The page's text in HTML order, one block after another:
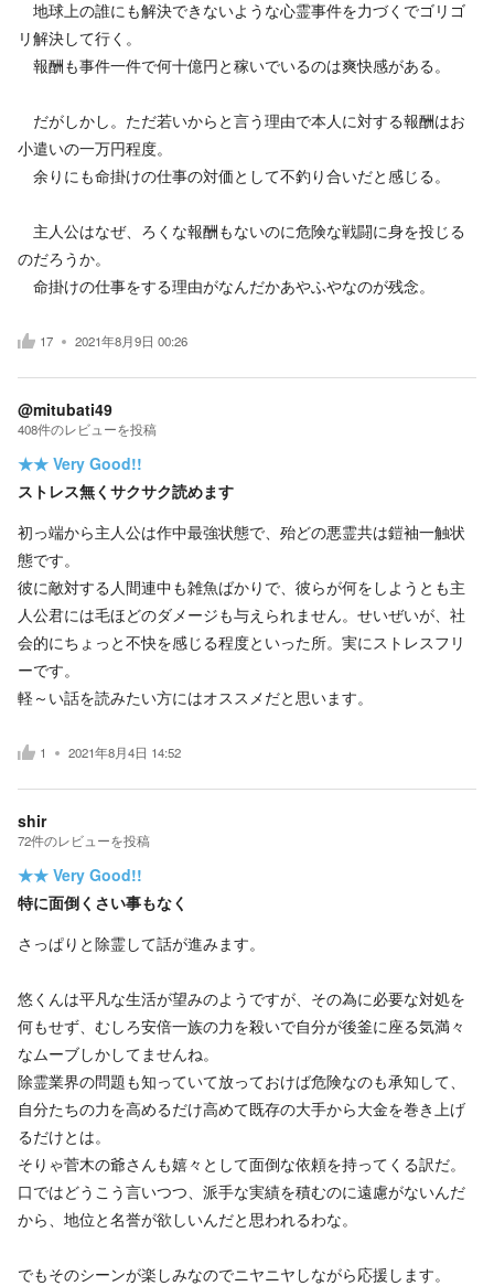
地球上の誰にも解決できないような心霊事件を力づくでゴリゴ
リ解決して行く。
報酬も事件一件で何十億円と稼いでいるのは爽快感がある。
だがしかし。ただ若いからと言う理由で本人に対する報酬はお
小遣いの一万円程度。
余りにも命掛けの仕事の対価として不釣り合いだと感じる。
主人公はなぜ、ろくな報酬もないのに危険な戦闘に身を投じる
のだろうか。
命掛けの仕事をする理由がなんだかあやふやなのが残念。
17 2021年8月9日 00:26
@mitubati49
408件のレビューを投稿
★★ Very Good!!
ストレス無くサクサク読めます
初っ端から主人公は作中最強状態で、殆どの悪霊共は鎧袖一触状
態です。
彼に敵対する人間連中も雑魚ばかりで、彼らが何をしようとも主
人公君には毛ほどのダメージも与えられません。せいぜいが、社
会的にちょっと不快を感じる程度といった所。実にストレスフリ
ーです。
軽～い話を読みたい方にはオススメだと思います。
1 2021年8月4日 14:52
shir
72件のレビューを投稿
★★ Very Good!!
特に面倒くさい事もなく
さっぱりと除霊して話が進みます。
悠くんは平凡な生活が望みのようですが、その為に必要な対処を
何もせず、むしろ安倍一族の力を殺いで自分が後釜に座る気満々
なムーブしかしてませんね。
除霊業界の問題も知っていて放っておけば危険なのも承知して、
自分たちの力を高めるだけ高めて既存の大手から大金を巻き上げ
るだけとは。
そりゃ菅木の爺さんも嬉々として面倒な依頼を持ってくる訳だ。
口ではどうこう言いつつ、派手な実績を積むのに遠慮がないんだ
から、地位と名誉が欲しいんだと思われるわな。
でもそのシーンが楽しみなのでニヤニヤしながら応援します。